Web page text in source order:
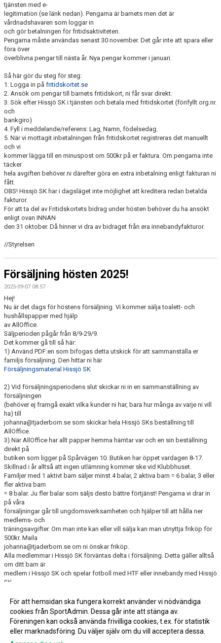
tjänsten med e-
legitimation (se länk nedan). Pengarna är barnets men det är
vårdnadshavaren som loggar in
och gör betalningen för fritidsaktiviteten.
Pengarna måste användas senast 30 november. Det går inte att spara eller
föra över
överblivna pengar till nästa år. Nya pengar kommer i januari.
Så här gör du steg för steg:
1. Logga in på fritidskortet.se
2. Ansök om pengar till barnets fritidskort, ni får svar direkt.
3. Sök efter Hissjö SK i tjänsten och betala med fritidskortet (förifyllt org.nr.
och
bankgiro)
4. Fyll i meddelande/referens: Lag, Namn, födelsedag.
5. När vi mottagit inbetalningen från fritidskortet registreras det manuellt
och vi
kommer lägga till en minuspost om 500kr på er faktura. Om pengarna inte
täcker
hela avgiften behöver ni därefter göra en extra inbetalning enligt fakturan ni
fått.
OBS! Hissjö SK har i dagsläget inte möjlighet att kreditera redan betalda
fakturor.
För att ta del av Fritidskortets bidrag under hösten behöver du ha ansökt
enligt ovan INNAN
den 31 oktober. Då hinner vi dra av bidraget från era innebandyfakturor.
//Styrelsen
Försäljning hösten 2025!
2025-09-07 08:57
Hej!
Nu är det dags för höstens försäljning. Vi kommer sälja toalett- och
hushållspapper med hjälp
av AllOffice.
Säljperioden pågår från 8/9-29/9.
Det kommer gå till så här:
1) Använd PDF:en som bifogas detta utskick för att sammanställa er
familjs försäljning. Den hittar ni här
Försäljningsmaterial Hissjö SK
2) Vid försäljningsperiodens slut skickar ni in en sammanställning av
försäljningen
(behöver ej framgå exakt vilka kunder ni har, bara hur många av varje ni vill
ha) till
johanna@tjaderborn.se som skickar hela Hissjö SKs beställning till
AllOffice.
3) När AllOffice har allt papper hemma hämtar var och en sin beställning
direkt på
butiken som ligger på Spårvägen 10. Butiken har öppet vardagen 8-17.
Skillnad i år alltså att ingen utlämning kommer ske vid Klubbhuset.
Familjer med 1 aktivt barn säljer minst 4 balar, 2 aktiva barn = 6 balar, 3 eller
fler aktiva barn
= 8 balar. Ju fler balar som säljs desto bättre förtjänst! Pengarna vi drar in
på våra
försäljningar går till ungdomsverksamheten och hjälper till att hålla ner
medlems- och
träningsavgifter. Om man inte kan eller vill sälja kan man utnyttja friköp för
500kr. Maila
johanna@tjaderborn.se om ni önskar friköp.
Alla medlemmar i Hissjö SK förväntas delta i försäljning. Detta gäller alltså
om ditt barn är
medlem i Hissjö SK och spelar fotboll med HTF eller innebandy med Hissjö
SK.
Fler nyheter >>
För att hemsidan ska fungera korrekt använder vi nödvändiga
cookies från SportAdmin. Dessa går inte att stänga av.
Föreningen kan också använda frivilliga cookies, t.ex. för statistik
eller marknadsföring. Du väljer själv om du vill acceptera dessa.